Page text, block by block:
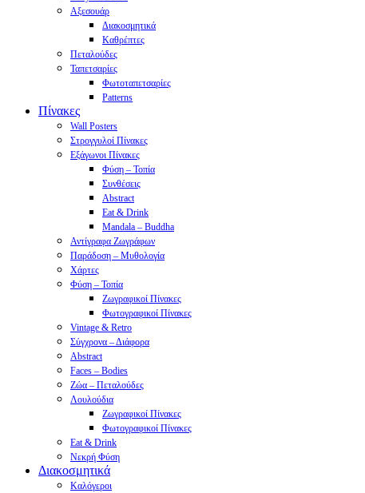
Αξεσουάρ
Διακοσμητικά
Καθρέπτες
Πεταλούδες
Ταπετσαρίες
Φωτοταπετσαρίες
Patterns
Πίνακες
Wall Posters
Στρογγυλοί Πίνακες
Εξάγωνοι Πίνακες
Φύση – Τοπία
Συνθέσεις
Abstract
Eat & Drink
Mandala – Buddha
Αντίγραφα Ζωγράφων
Παράδοση – Μυθολογία
Χάρτες
Φύση – Τοπία
Ζωγραφικοί Πίνακες
Φωτογραφικοί Πίνακες
Vintage & Retro
Σύγχρονα – Διάφορα
Abstract
Faces – Bodies
Ζώα – Πεταλούδες
Λουλούδια
Ζωγραφικοί Πίνακες
Φωτογραφικοί Πίνακες
Eat & Drink
Νεκρή Φύση
Διακοσμητικά
Καλόγεροι